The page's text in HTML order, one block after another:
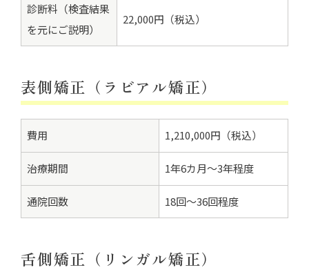
診断料（検査結果
を元にご説明）
22,000円（税込）
表側矯正（ラビアル矯正）
費用 1,210,000円（税込）
治療期間 1年6カ月～3年程度
通院回数 18回～36回程度
舌側矯正（リンガル矯正）